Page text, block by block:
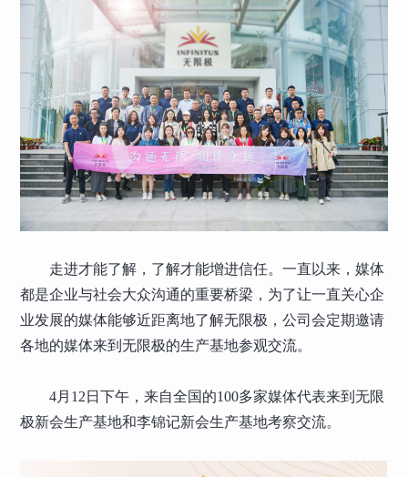
走进才能了解，了解才能增进信任。一直以来，媒体
都是企业与社会大众沟通的重要桥梁，为了让一直关心企
业发展的媒体能够近距离地了解无限极，公司会定期邀请
各地的媒体来到无限极的生产基地参观交流。
4月12日下午，来自全国的100多家媒体代表来到无限
极新会生产基地和李锦记新会生产基地考察交流。